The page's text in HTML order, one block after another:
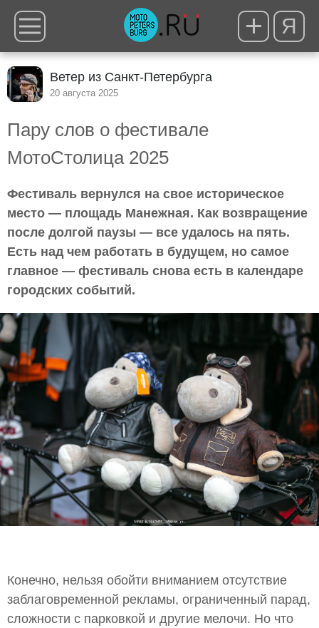
Я
Ветер из Санкт-Петербурга
20 августа 2025
Пару слов о фестивале
МотоСтолица 2025
Фестиваль вернулся на свое историческое
место — площадь Манежная. Как возвращение
после долгой паузы — все удалось на пять.
Есть над чем работать в будущем, но самое
главное — фестиваль снова есть в календаре
городских событий.
Конечно, нельзя обойти вниманием отсутствие
заблаговременной рекламы, ограниченный парад,
сложности с парковкой и другие мелочи. Но что